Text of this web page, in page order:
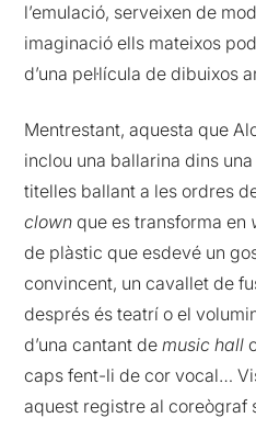
l’emulació, serveixen de
imaginació ells mateixos
d’una pel·lícula de dibuixos
Mentrestant, aquesta que
inclou una ballarina dins
titelles ballant a les ordres
clown que es transforma en
de plàstic que esdevé un
convincent, un cavallet de
després és teatrí o el
d’una cantant demusic hall
caps fent-li de cor vocal…
aquest registre al coreògraf